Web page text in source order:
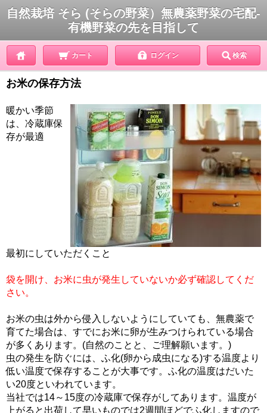
自然栽培 そら (そらの野菜）無農薬野菜の宅配-
有機野菜の先を目指して
カート ログイン 検索
お米の保存方法
暖かい季節
は、冷蔵庫保
存が最適
最初にしていただくこと
袋を開け、お米に虫が発生していないか必ず確認してくだ
さい。
お米の虫は外から侵入しないようにしていても、無農薬で
育てた場合は、すでにお米に卵が生みつけられている場合
が多くあります。(自然のことと、ご理解願います。)
虫の発生を防ぐには、ふ化(卵から成虫になる)する温度より
低い温度で保存することが大事です。ふ化の温度はだいた
い20度といわれています。
当社では14～15度の冷蔵庫で保存がしてあります。温度が
上がると出荷して早いものでは2週間ほどでふ化しますので